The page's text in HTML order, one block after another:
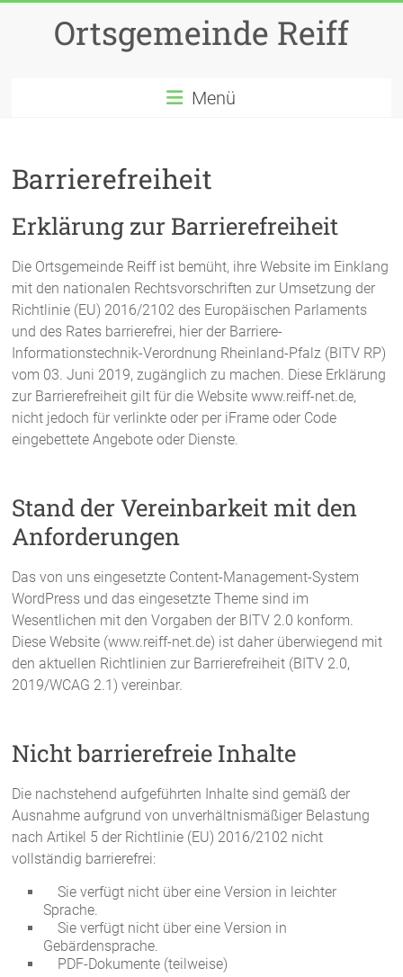
Ortsgemeinde Reiff
Menü
Barrierefreiheit
Erklärung zur Barrierefreiheit
Die Ortsgemeinde Reiff ist bemüht, ihre Website im Einklang
mit den nationalen Rechtsvorschriften zur Umsetzung der
Richtlinie (EU) 2016/2102 des Europäischen Parlaments
und des Rates barrierefrei, hier der Barriere-
Informationstechnik-Verordnung Rheinland-Pfalz (BITV RP)
vom 03. Juni 2019, zugänglich zu machen. Diese Erklärung
zur Barrierefreiheit gilt für die Website www.reiff-net.de,
nicht jedoch für verlinkte oder per iFrame oder Code
eingebettete Angebote oder Dienste.
Stand der Vereinbarkeit mit den
Anforderungen
Das von uns eingesetzte Content-Management-System
WordPress und das eingesetzte Theme sind im
Wesentlichen mit den Vorgaben der BITV 2.0 konform.
Diese Website (www.reiff-net.de) ist daher überwiegend mit
den aktuellen Richtlinien zur Barrierefreiheit (BITV 2.0,
2019/WCAG 2.1) vereinbar.
Nicht barrierefreie Inhalte
Die nachstehend aufgeführten Inhalte sind gemäß der
Ausnahme aufgrund von unverhältnismäßiger Belastung
nach Artikel 5 der Richtlinie (EU) 2016/2102 nicht
vollständig barrierefrei:
Sie verfügt nicht über eine Version in leichter
Sprache.
Sie verfügt nicht über eine Version in
Gebärdensprache.
PDF-Dokumente (teilweise)